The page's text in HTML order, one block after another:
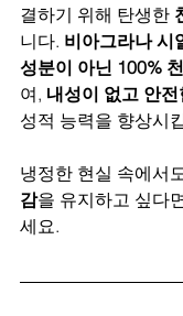
결하기 위해 탄생한
니다. 비아그라나 시
성분이 아닌 100%
여, 내성이 없고 안전
성적 능력을 향상시
냉정한 현실 속에서
감을 유지하고 싶다
세요.